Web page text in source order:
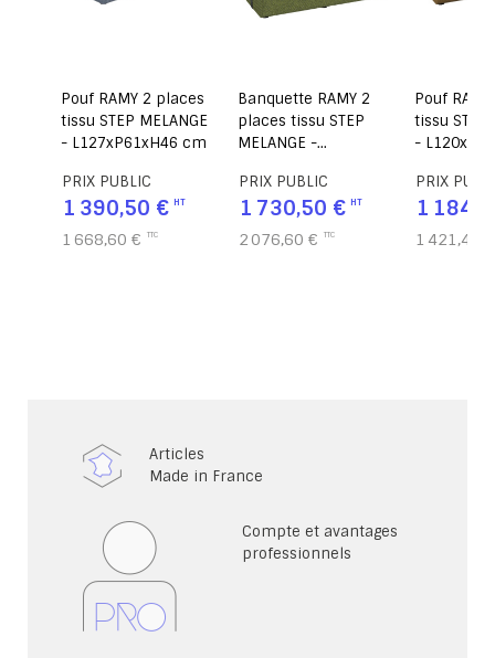
Pouf RAMY 2 places
tissu STEP MELANGE
- L127xP61xH46 cm
PRIX PUBLIC
1 390,50 €
1 668,60 €
Banquette RAMY 2
places tissu STEP
MELANGE -
PRIX PUBLIC
1 730,50 €
2 076,60 €
Pouf
tissu STEP
-
PRIX
1
1 421,40 €
Articles
Made in France
Compte et avantages
professionnels